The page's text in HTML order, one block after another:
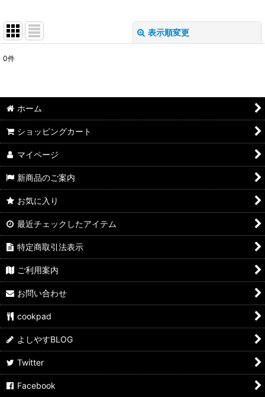
表示順変更
並び順:
0件
ホーム
ショッピングカート
マイページ
新商品のご案内
お気に入り
最近チェックしたアイテム
特定商取引法表示
ご利用案内
お問い合わせ
cookpad
よしやすBLOG
Twitter
Facebook